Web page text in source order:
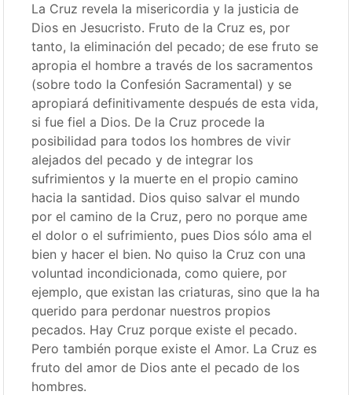
La Cruz revela la misericordia y la justicia de
Dios en Jesucristo. Fruto de la Cruz es, por
tanto, la eliminación del pecado; de ese fruto se
apropia el hombre a través de los sacramentos
(sobre todo la Confesión Sacramental) y se
apropiará definitivamente después de esta vida,
si fue fiel a Dios. De la Cruz procede la
posibilidad para todos los hombres de vivir
alejados del pecado y de integrar los
sufrimientos y la muerte en el propio camino
hacia la santidad. Dios quiso salvar el mundo
por el camino de la Cruz, pero no porque ame
el dolor o el sufrimiento, pues Dios sólo ama el
bien y hacer el bien. No quiso la Cruz con una
voluntad incondicionada, como quiere, por
ejemplo, que existan las criaturas, sino que la ha
querido para perdonar nuestros propios
pecados. Hay Cruz porque existe el pecado.
Pero también porque existe el Amor. La Cruz es
fruto del amor de Dios ante el pecado de los
hombres.